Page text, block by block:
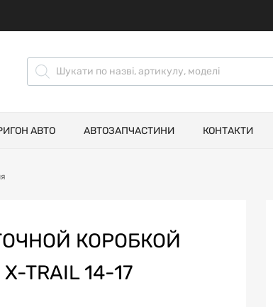
АВТО АВТОЗАПЧАСТИНИ КОНТАКТИ
КОРОБКОЙ
TRAIL 14-17